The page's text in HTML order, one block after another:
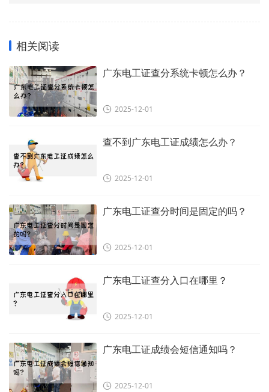
相关阅读
广东电工证查分系统卡顿怎么办？
2025-12-01
查不到广东电工证成绩怎么办？
2025-12-01
广东电工证查分时间是固定的吗？
2025-12-01
广东电工证查分入口在哪里？
2025-12-01
广东电工证成绩会短信通知吗？
2025-12-01